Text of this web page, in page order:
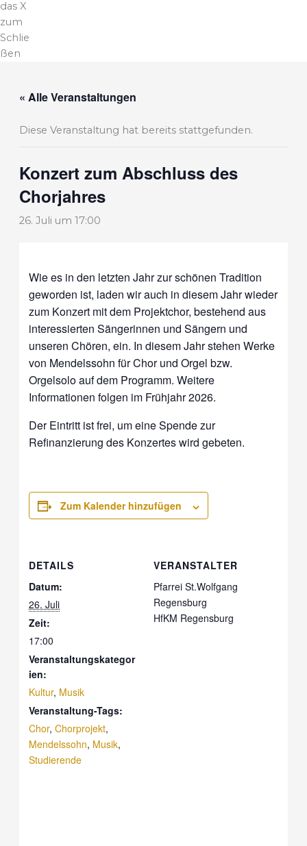
das X
zum
Schlie
ßen
« Alle Veranstaltungen
Diese Veranstaltung hat bereits stattgefunden.
Konzert zum Abschluss des
Chorjahres
26. Juli um 17:00
Wie es in den letzten Jahr zur schönen Tradition
geworden ist, laden wir auch in diesem Jahr wieder
zum Konzert mit dem Projektchor, bestehend aus
interessierten Sängerinnen und Sängern und
unseren Chören, ein. In diesem Jahr stehen Werke
von Mendelssohn für Chor und Orgel bzw.
Orgelsolo auf dem Programm. Weitere
Informationen folgen im Frühjahr 2026.
Der Eintritt ist frei, um eine Spende zur
Refinanzierung des Konzertes wird gebeten.
Zum Kalender hinzufügen
DETAILS
Datum:
26. Juli
Zeit:
17:00
Veranstaltungskategor
ien:
Kultur, Musik
Veranstaltung-Tags:
Chor,Chorprojekt,
Mendelssohn, Musik,
Studierende
VERANSTALTER
Pfarrei St.Wolfgang
Regensburg
HfKM Regensburg